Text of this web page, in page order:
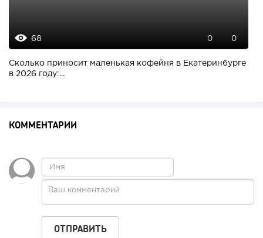
68 0 0
Сколько приносит маленькая кофейня в Екатеринбурге
в 2026 году:...
КОММЕНТАРИИ